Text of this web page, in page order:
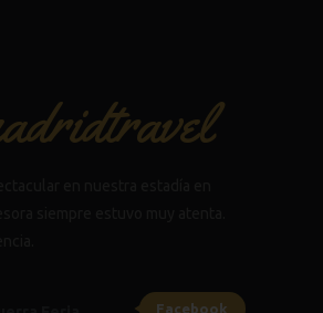
Facebook